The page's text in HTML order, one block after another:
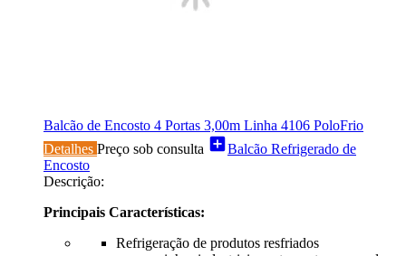
Balcão de Encosto 4 Portas 3,00m Linha 4106 PoloFrio
Detalhes Preço sob consulta add_boxBalcão Refrigerado de
Encosto
Descrição:
Principais Características:
Refrigeração de produtos resfriados